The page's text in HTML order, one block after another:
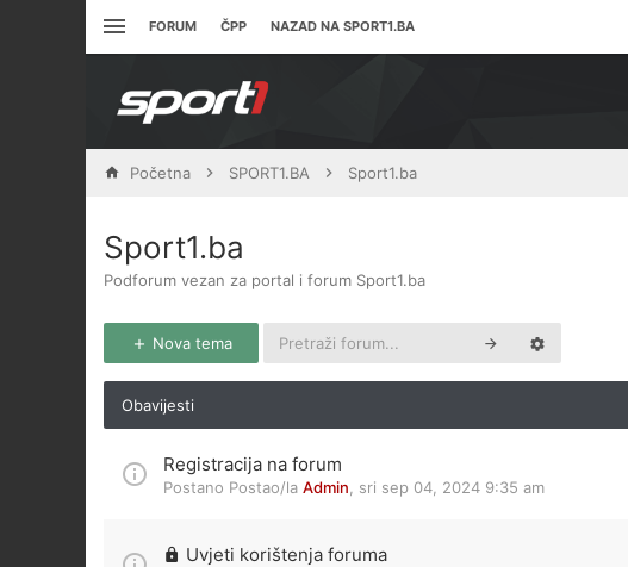
FORUM ČPP NAZAD NA SPORT1.BA
Početna SPORT1.BA Sport1.ba
Sport1.ba
Podforum vezan za portal i forum Sport1.ba
Nova tema
Obavijesti
Registracija na forum
Postano Postao/la Admin sri sep 04, 2024 9:35 am
Uvjeti korištenja foruma